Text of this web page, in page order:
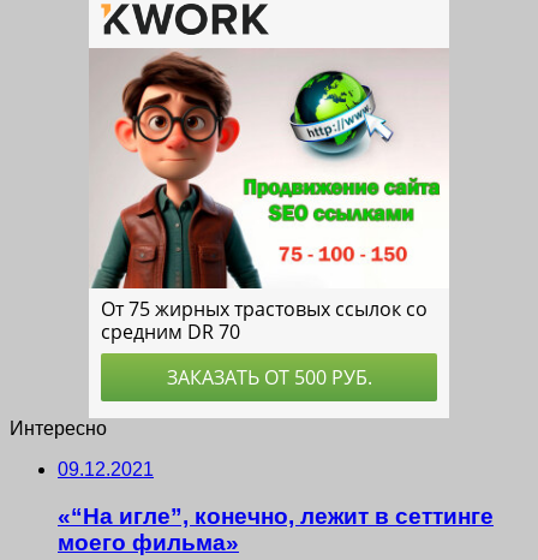
Интересно
09.12.2021
«“На игле”, конечно, лежит в сеттинге
моего фильма»